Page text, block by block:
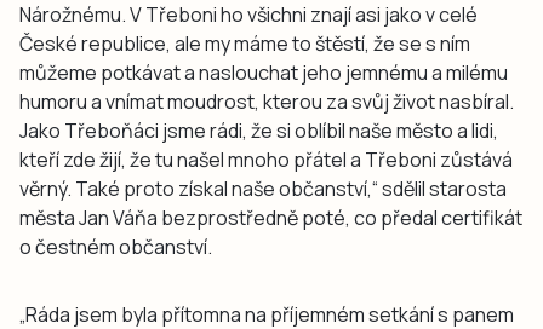
Nárožnému. V Třeboni ho všichni znají asi jako v celé
České republice, ale my máme to štěstí, že se s ním
můžeme potkávat a naslouchat jeho jemnému a milému
humoru a vnímat moudrost, kterou za svůj život nasbíral.
Jako Třeboňáci jsme rádi, že si oblíbil naše město a lidi,
kteří zde žijí, že tu našel mnoho přátel a Třeboni zůstává
věrný. Také proto získal naše občanství,“ sdělil starosta
města Jan Váňa bezprostředně poté, co předal certifikát
o čestném občanství.
„Ráda jsem byla přítomna na příjemném setkání s panem